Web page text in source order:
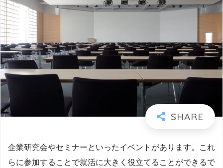
企業研究会やセミナーといったイベントがあります。これ
らに参加することで就活に大きく役立てることができるで